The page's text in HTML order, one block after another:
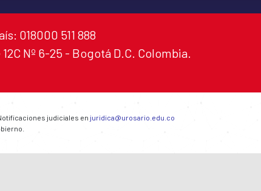
018000 511 888
Nº 6-25 - Bogotá D.C. Colombia.
judiciales en juridica@urosario.edu.co